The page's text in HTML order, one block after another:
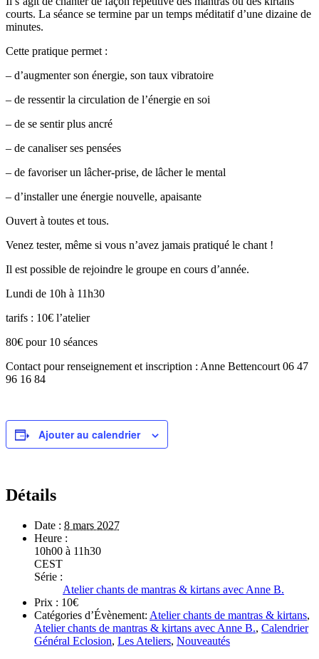
courts. La séance se termine par un temps méditatif d’une dizaine de
minutes.
Cette pratique permet :
– d’augmenter son énergie, son taux vibratoire
– de ressentir la circulation de l’énergie en soi
– de se sentir plus ancré
– de canaliser ses pensées
– de favoriser un lâcher-prise, de lâcher le mental
– d’installer une énergie nouvelle, apaisante
Ouvert à toutes et tous.
Venez tester, même si vous n’avez jamais pratiqué le chant !
Il est possible de rejoindre le groupe en cours d’année.
Lundi de 10h à 11h30
tarifs : 10€ l’atelier
80€ pour 10 séances
Contact pour renseignement et inscription : Anne Bettencourt 06 47
96 16 84
Ajouter au calendrier
Détails
Date : 8 mars 2027
Heure :
10h00 à 11h30
CEST
Série :
Atelier chants de mantras & kirtans avec Anne B.
Prix : 10€
Catégories d’Évènement: Atelier chants de mantras & kirtans,
Atelier chants de mantras & kirtans avec Anne B., Calendrier
Général Eclosion, Les Ateliers, Nouveautés